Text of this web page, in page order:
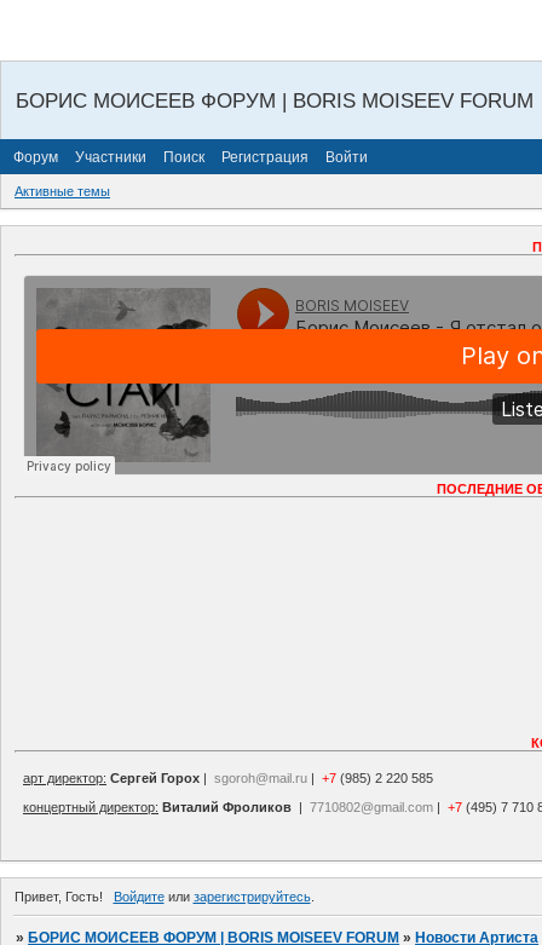
БОРИС МОИСЕЕВ ФОРУМ | BORIS MOISEEV FORUM
Форум Участники Поиск Регистрация Войти
Активные темы
ПОСЛЕДНИЕ
арт директор: Сергей Горох | sgoroh@mail.ru | +7 (985) 2 220 585
концертный директор: Виталий Фроликов | 7710802@gmail.com | +7 (495) 7 710
Привет, Гость! Войдитеили зарегистрируйтесь.
»БОРИС МОИСЕЕВ ФОРУМ | BORIS MOISEEV FORUM »Новости Артиста